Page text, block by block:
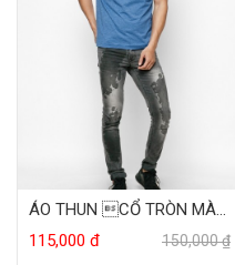
ÁO THUN CỔ TRÒN MÀU XANH
115,000 đ
150,000 ₫